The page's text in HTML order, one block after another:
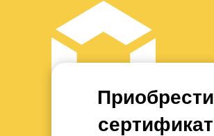
Приобрести
сертификат